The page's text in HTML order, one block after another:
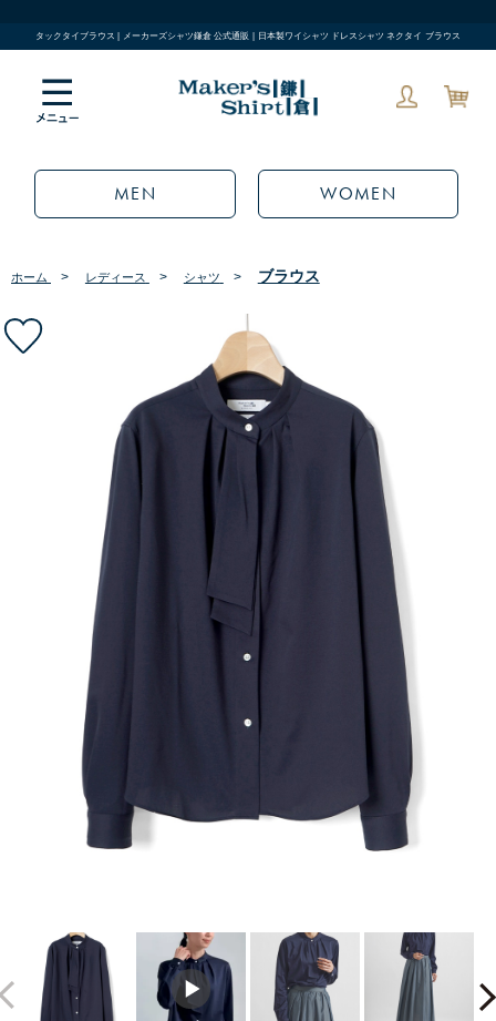
タックタイブラウス | メーカーズシャツ鎌倉 公式通販 | 日本製ワイシャツ ドレスシャツ ネクタイ ブラウス
MEN WOMEN
ホーム > レディース > シャツ > ブラウス